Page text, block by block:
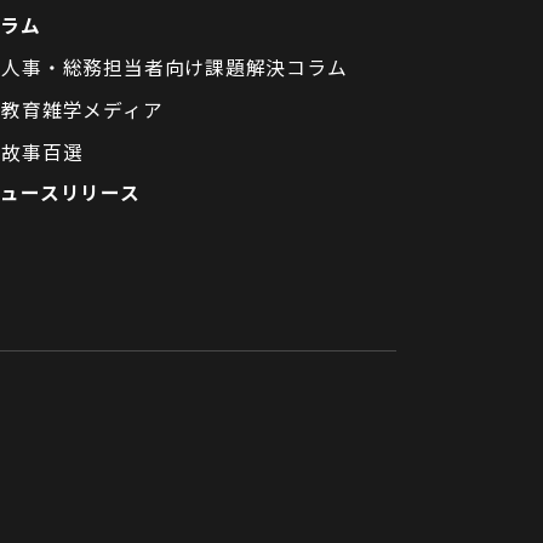
ム
人事・総務担当者向け課題解決コラム
教育雑学メディア
故事百選
ースリリース